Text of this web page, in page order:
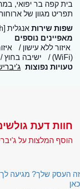
בית קפה בר יפואי,
תפריט מגוון של
שפות שירות אנגלית [English], עברית [Hebrew]
מאפיינים נוספים
איזור ללא עישון
(WiFi)
ישיבה בחוץ
טעויות נפוצות
חוות דעת
הוסף המלצות על
זה העסק שלך? מגיעה
כאן